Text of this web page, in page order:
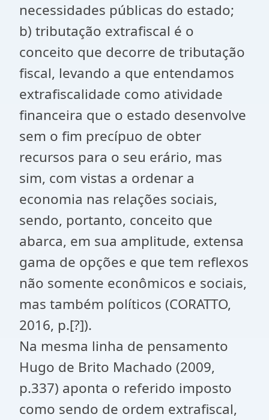
necessidades públicas do estado;
b) tributação extrafiscal é o
conceito que decorre de tributação
fiscal, levando a que entendamos
extrafiscalidade como atividade
financeira que o estado desenvolve
sem o fim precípuo de obter
recursos para o seu erário, mas
sim, com vistas a ordenar a
economia nas relações sociais,
sendo, portanto, conceito que
abarca, em sua amplitude, extensa
gama de opções e que tem reflexos
não somente econômicos e sociais,
mas também políticos (CORATTO,
2016, p.[?]).
Na mesma linha de pensamento
Hugo de Brito Machado (2009,
p.337) aponta o referido imposto
como sendo de ordem extrafiscal,